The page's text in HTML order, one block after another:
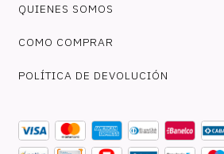
QUIENES SOMOS
COMO COMPRAR
POLÍTICA DE DEVOLUCIÓN